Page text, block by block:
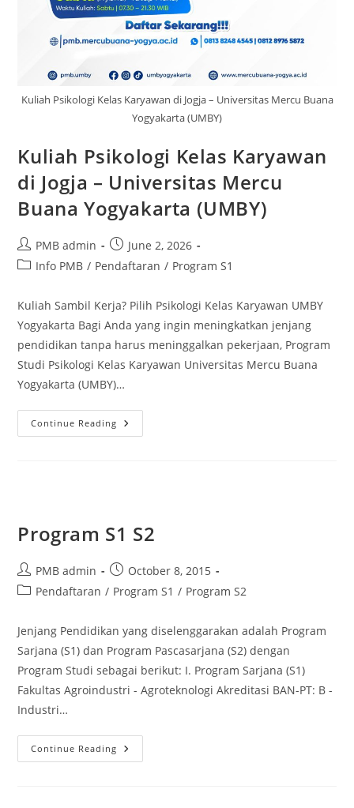
Kuliah Psikologi Kelas Karyawan di Jogja – Universitas Mercu Buana
Yogyakarta (UMBY)
Kuliah Psikologi Kelas Karyawan
di Jogja – Universitas Mercu
Buana Yogyakarta (UMBY)
Post
author:
PMB admin
Post
published:
June 2, 2026
PostInfo PMB / Pendaftaran / Program S1
Kuliah Sambil Kerja? Pilih Psikologi Kelas Karyawan UMBY
Yogyakarta Bagi Anda yang ingin meningkatkan jenjang
pendidikan tanpa harus meninggalkan pekerjaan, Program
Studi Psikologi Kelas Karyawan Universitas Mercu Buana
Yogyakarta (UMBY)…
Continue Reading Kuliah
Psikologi
Yogyakarta
(UMBY)
Program S1 S2
Post
author:
PMB admin
Post
published:
October 8, 2015
PostPendaftaran / Program S1 / Program S2
Jenjang Pendidikan yang diselenggarakan adalah Program
Sarjana (S1) dan Program Pascasarjana (S2) dengan
Program Studi sebagai berikut: I. Program Sarjana (S1)
Fakultas Agroindustri - Agroteknologi Akreditasi BAN-PT: B -
Industri…
Continue Reading Program
S1